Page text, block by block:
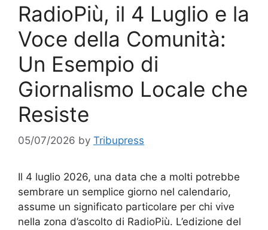
RadioPiù, il 4 Luglio e la
Voce della Comunità:
Un Esempio di
Giornalismo Locale che
Resiste
05/07/2026 by Tribupress
Il 4 luglio 2026, una data che a molti potrebbe
sembrare un semplice giorno nel calendario,
assume un significato particolare per chi vive
nella zona d’ascolto di RadioPiù. L’edizione del